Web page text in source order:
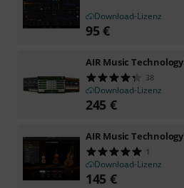
Download-Lizenz
95€
AIR Music Technology
38
Download-Lizenz
245 €
AIR Music Technology
1
Download-Lizenz
145 €